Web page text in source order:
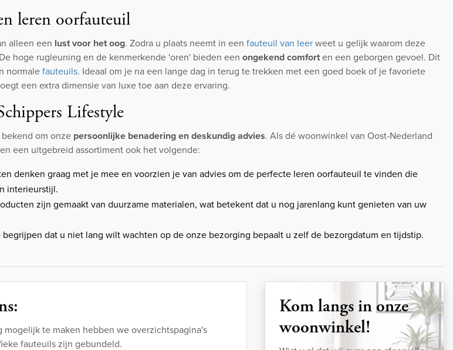
leren oorfauteuil
alleen een lust voor het oog. Zodra u plaats neemt in een fauteuil van leerweet u gelijk waarom deze
hoge rugleuning en de kenmerkende 'oren' bieden een ongekend comforten een geborgen gevoel. Dit
normalefauteuils. Ideaal om je na een lange dag in terug te trekken met een goed boek of je favoriete
een extra dimensie van luxe toe aan deze ervaring.
Lifestyle
om onze persoonlijke benadering en deskundig advies. Als dé woonwinkel van Oost-Nederland
een uitgebreid assortiment ook het volgende:
denken graag met je mee en voorzien je van advies om de perfecte leren oorfauteuil te vinden die
interieurstijl.
zijn gemaakt van duurzame materialen, wat betekent dat u nog jarenlang kunt genieten van uw
begrijpen dat u niet lang wilt wachten op de onze bezorging bepaalt u zelf de bezorgdatum en tijdstip.
te maken hebben we overzichtspagina's
fauteuils zijn gebundeld.
Kom langs in onze
woonwinkel!